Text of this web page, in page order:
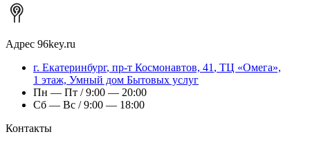
Адрес 96key.ru
г. Екатеринбург, пр-т Космонавтов, 41, ТЦ «Омега»,
1 этаж, Умный дом Бытовых услуг
Пн — Пт / 9:00 — 20:00
Сб — Вс / 9:00 — 18:00
Контакты